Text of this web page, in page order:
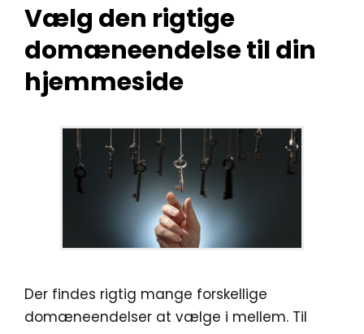
Vælg den rigtige
domæneendelse til din
hjemmeside
Der findes rigtig mange forskellige
domæneendelser at vælge i mellem. Til